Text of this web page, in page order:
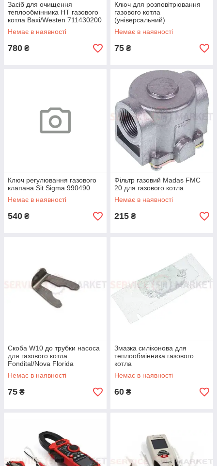
Засіб для очищення
теплообмінника HT газового
котла Baxi/Westen 711430200
400ml
Немає в наявності
780 ₴
Ключ для розповітрювання
газового котла
(універсальний)
Немає в наявності
75 ₴
Ключ регулювання газового
клапана Sit Sigma 990490
Немає в наявності
540 ₴
Фільтр газовий Madas FMС
20 для газового котла
Немає в наявності
215 ₴
Скоба W10 до трубки насоса
для газового котла
Fondital/Nova Florida
6CLIPCIR01
Немає в наявності
75 ₴
Змазка силіконова для
теплообмінника газового
котла
Немає в наявності
60 ₴